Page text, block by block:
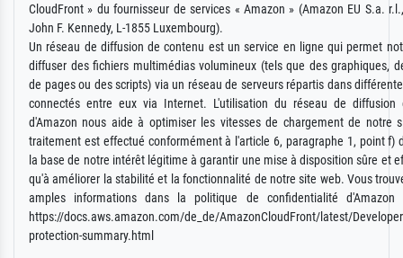
CloudFront » du fournisseur de services « Amazon » (Amazon EU S.a.
John F. Kennedy, L-1855 Luxembourg).
Un réseau de diffusion de contenu est un service en ligne qui permet
diffuser des fichiers multimédias volumineux (tels que des graphiques,
de pages ou des scripts) via un réseau de serveurs répartis dans
connectés entre eux via Internet. L'utilisation du réseau de diffusion
d'Amazon nous aide à optimiser les vitesses de chargement de notre
traitement est effectué conformément à l'article 6, paragraphe 1, point f)
la base de notre intérêt légitime à garantir une mise à disposition sûre et
qu'à améliorer la stabilité et la fonctionnalité de notre site web. Vous
amples informations dans la politique de confidentialité d'Amazon
https://docs.aws.amazon.com/de_de/AmazonCloudFront/latest/
protection-summary.html